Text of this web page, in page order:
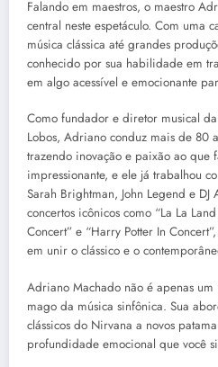
Falando em maestros, o maestro
central neste espetáculo. Com uma
música clássica até grandes
conhecido por sua habilidade em
em algo acessível e emocionante
Como fundador e diretor musical
Lobos, Adriano conduz mais de 80
trazendo inovação e paixão ao que
impressionante, e ele já trabalhou
Sarah Brightman, John Legend e DJ
concertos icônicos como “La La
Concert” e “Harry Potter In
em unir o clássico e o
Adriano Machado não é apenas
mago da música sinfônica. Sua
clássicos do Nirvana a novos
profundidade emocional que você